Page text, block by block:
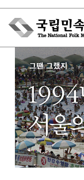
Skip
content
박물관에서는
민속이야기
민속 인사이드